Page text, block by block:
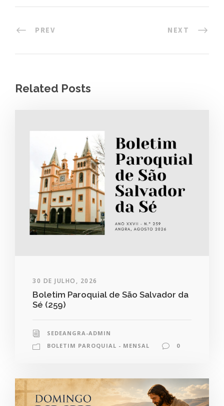
PREV NEXT
Related Posts
30 DE JULHO, 2026
Boletim Paroquial de São Salvador da
Sé (259)
SEDEANGRA-ADMIN
BOLETIM PAROQUIAL - MENSAL
0